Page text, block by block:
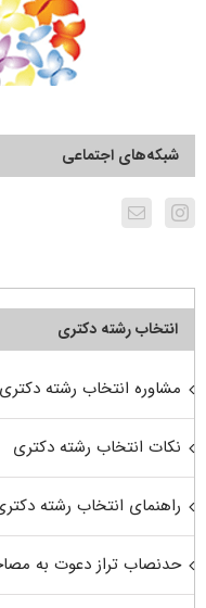
شبکه‌های اجتماعی
انتخاب رشته دکتری
مشاوره انتخاب رشته دکتری
نکات انتخاب رشته دکتری
راهنمای انتخاب رشته
حدنصاب تراز دعوت به